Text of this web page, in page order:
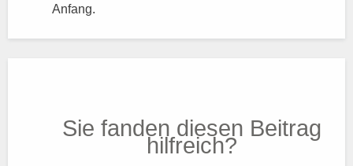
Anfang.
Sie fanden diesen Beitrag
hilfreich?